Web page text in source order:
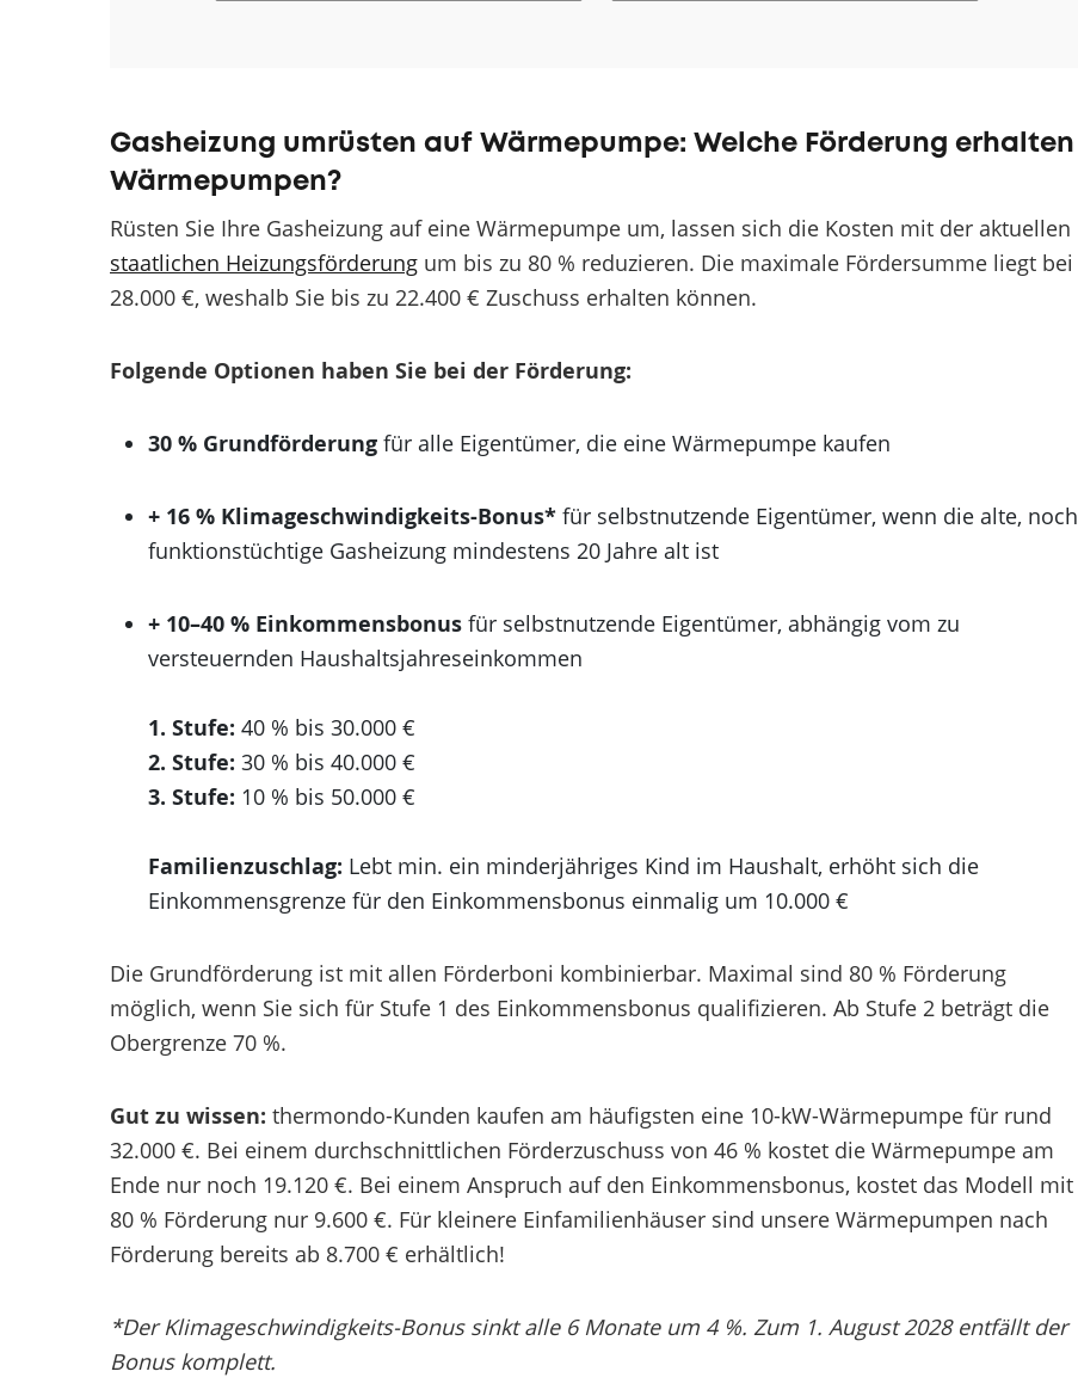
Gasheizung umrüsten auf Wärmepumpe: Welche Förderung erhalten
Wärmepumpen?
Rüsten Sie Ihre Gasheizung auf eine Wärmepumpe um, lassen sich die Kosten mit der aktuellen
staatlichen Heizungsförderung um bis zu 80 % reduzieren. Die maximale Fördersumme liegt bei
28.000 €, weshalb Sie bis zu 22.400 € Zuschuss erhalten können.
Folgende Optionen haben Sie bei der Förderung:
30 % Grundförderung für alle Eigentümer, die eine Wärmepumpe kaufen
+ 16 % Klimageschwindigkeits-Bonus* für selbstnutzende Eigentümer, wenn die alte, noch
funktionstüchtige Gasheizung mindestens 20 Jahre alt ist
+ 10–40 % Einkommensbonus für selbstnutzende Eigentümer, abhängig vom zu
versteuernden Haushaltsjahreseinkommen
1. Stufe: 40 % bis 30.000 €
2. Stufe: 30 % bis 40.000 €
3. Stufe: 10 % bis 50.000 €
Familienzuschlag: Lebt min. ein minderjähriges Kind im Haushalt, erhöht sich die
Einkommensgrenze für den Einkommensbonus einmalig um 10.000 €
Die Grundförderung ist mit allen Förderboni kombinierbar. Maximal sind 80 % Förderung
möglich, wenn Sie sich für Stufe 1 des Einkommensbonus qualifizieren. Ab Stufe 2 beträgt die
Obergrenze 70 %.
Gut zu wissen: thermondo-Kunden kaufen am häufigsten eine 10-kW-Wärmepumpe für rund
32.000 €. Bei einem durchschnittlichen Förderzuschuss von 46 % kostet die Wärmepumpe am
Ende nur noch 19.120 €. Bei einem Anspruch auf den Einkommensbonus, kostet das Modell mit
80 % Förderung nur 9.600 €. Für kleinere Einfamilienhäuser sind unsere Wärmepumpen nach
Förderung bereits ab 8.700 € erhältlich!
*Der Klimageschwindigkeits-Bonus sinkt alle 6 Monate um 4 %. Zum 1. August 2028 entfällt der
Bonus komplett.